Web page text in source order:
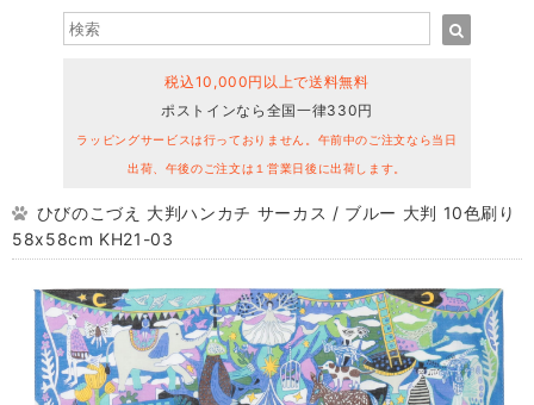
税込10,000円以上で送料無料
ポストインなら全国一律330円
ラッピングサービスは行っておりません。午前中のご注文なら当日
出荷、午後のご注文は１営業日後に出荷します。
ひびのこづえ 大判ハンカチ サーカス / ブルー 大判 10色刷り
58x58cm KH21-03